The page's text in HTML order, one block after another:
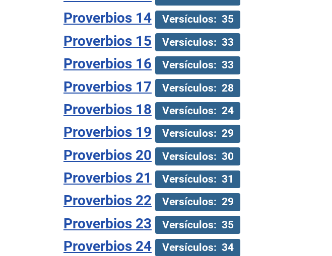
Proverbios 14 Versículos: 35
Proverbios 15 Versículos: 33
Proverbios 16 Versículos: 33
Proverbios 17 Versículos: 28
Proverbios 18 Versículos: 24
Proverbios 19 Versículos: 29
Proverbios 20 Versículos: 30
Proverbios 21 Versículos: 31
Proverbios 22 Versículos: 29
Proverbios 23 Versículos: 35
Proverbios 24 Versículos: 34